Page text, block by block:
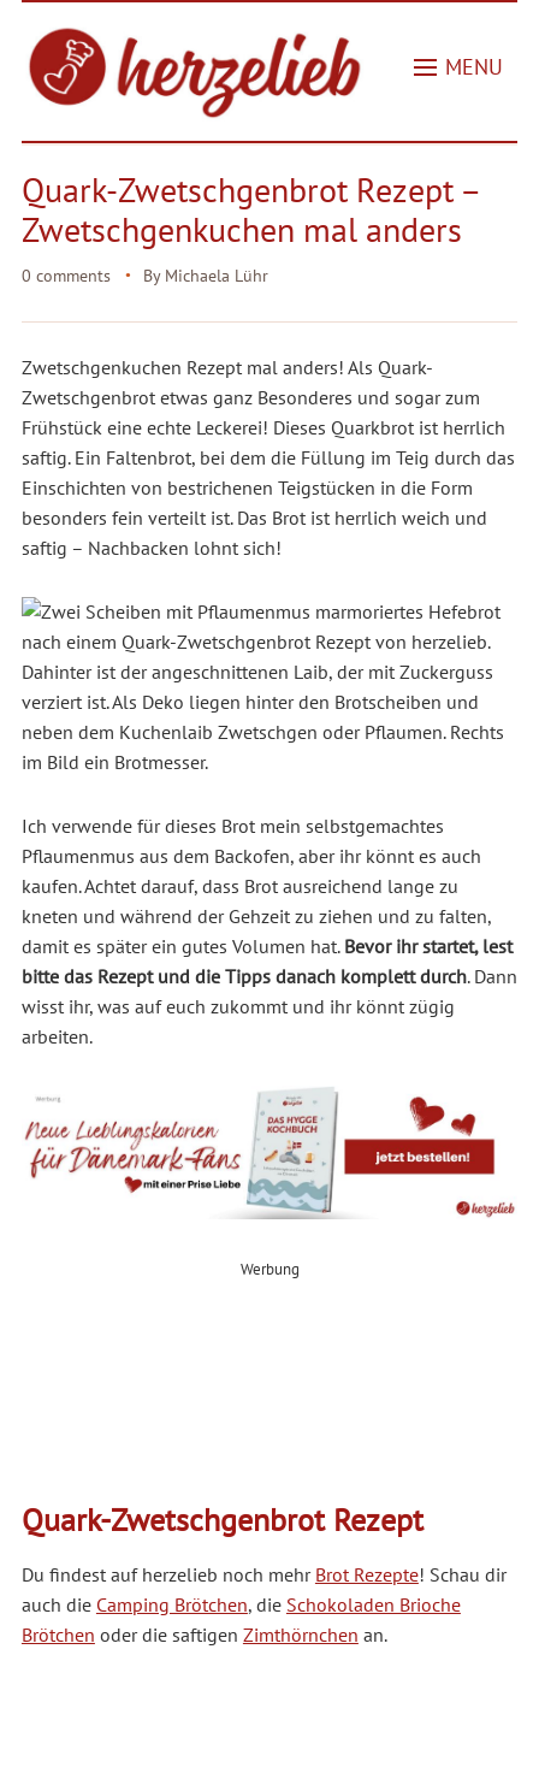
MENU
Quark-Zwetschgenbrot Rezept –
Zwetschgenkuchen mal anders
0 comments By Michaela Lühr
Zwetschgenkuchen Rezept mal anders! Als Quark-
Zwetschgenbrot etwas ganz Besonderes und sogar zum
Frühstück eine echte Leckerei! Dieses Quarkbrot ist herrlich
saftig. Ein Faltenbrot, bei dem die Füllung im Teig durch das
Einschichten von bestrichenen Teigstücken in die Form
besonders fein verteilt ist. Das Brot ist herrlich weich und
saftig – Nachbacken lohnt sich!
Ich verwende für dieses Brot mein selbstgemachtes
Pflaumenmus aus dem Backofen, aber ihr könnt es auch
kaufen. Achtet darauf, dass Brot ausreichend lange zu
kneten und während der Gehzeit zu ziehen und zu falten,
damit es später ein gutes Volumen hat. Bevor ihr startet, lest
bitte das Rezept und die Tipps danach komplett durch. Dann
wisst ihr, was auf euch zukommt und ihr könnt zügig
arbeiten.
Werbung
Quark-Zwetschgenbrot Rezept
Du findest auf herzelieb noch mehr Brot Rezepte! Schau dir
auch die Camping Brötchen, die Schokoladen Brioche
Brötchen oder die saftigen Zimthörnchen an.